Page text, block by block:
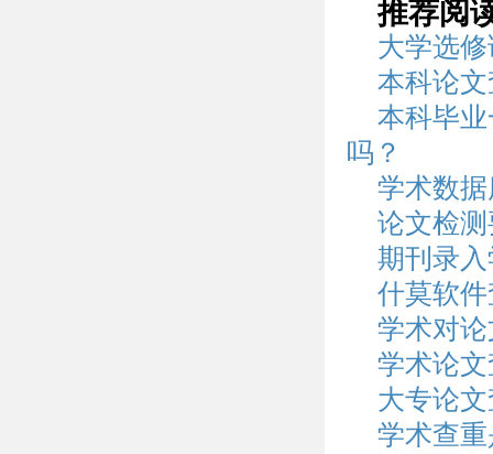
推荐阅
大学选
本科论
本科毕
吗？
学术数
论文检
期刊录
什莫软
学术对
学术论
大专论
学术查